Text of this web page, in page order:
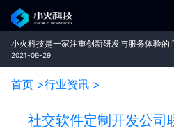
小火科技是一家注重创新研发与服务体验的
2021-09-29
首页 >行业资讯 >
社交软件定制开发公司